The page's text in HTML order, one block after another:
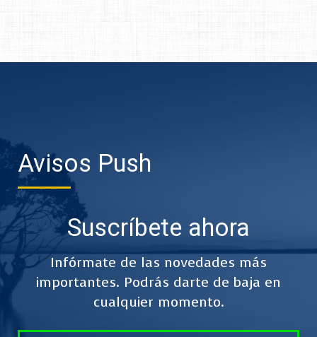
Avisos Push
Suscríbete ahora
Infórmate de las novedades más
importantes. Podrás darte de baja en
cualquier momento.